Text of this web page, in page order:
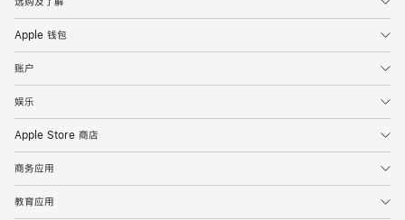
Apple 钱包
账户
娱乐
Apple Store 商店
商务应用
教育应用